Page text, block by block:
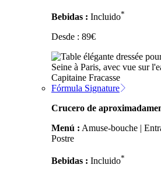
Bebidas : Incluido*
Desde : 89€
Fórmula Signature
Crucero de
Menú : Amuse-bouche |
Postre
Bebidas : Incluido*